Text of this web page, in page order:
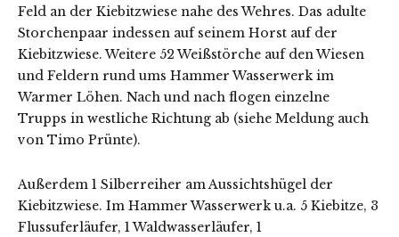
Feld an der Kiebitzwiese nahe des Wehres. Das adulte
Storchenpaar indessen auf seinem Horst auf der
Kiebitzwiese. Weitere 52 Weißstörche auf den Wiesen
und Feldern rund ums Hammer Wasserwerk im
Warmer Löhen. Nach und nach flogen einzelne
Trupps in westliche Richtung ab (siehe Meldung auch
von Timo Prünte).
Außerdem 1 Silberreiher am Aussichtshügel der
Kiebitzwiese. Im Hammer Wasserwerk u.a. 5 Kiebitze, 3
Flussuferläufer, 1 Waldwasserläufer, 1